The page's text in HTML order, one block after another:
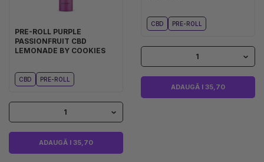
PRE-ROLL PURPLE
PASSIONFRUIT CBD
LEMONADE BY COOKIES
CBD PRE-ROLL
1
ADAUGĂ I 35,70
CBD PRE-ROLL
1
ADAUGĂ I 35,70